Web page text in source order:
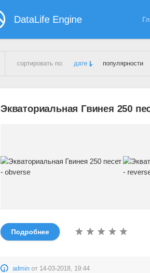
DataLife Engine
сортировать по: дате популярности
Демонстрационный сайт»Экваториальная
Экваториальная Гвинея 250
Подробнее
admin от 14-03-2018, 19:44